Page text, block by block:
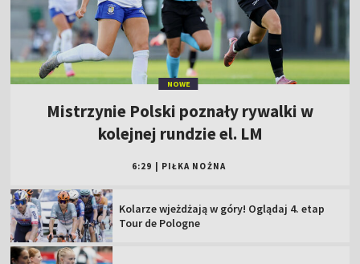
NOWE
Mistrzynie Polski poznały rywalki w
kolejnej rundzie el. LM
6:29 PIŁKA NOŻNA
Kolarze wjeżdżają w góry! Oglądaj 4. etap
Tour de Pologne